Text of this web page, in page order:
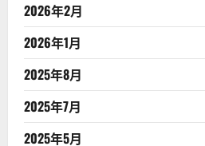
2026年2月
2026年1月
2025年8月
2025年7月
2025年5月